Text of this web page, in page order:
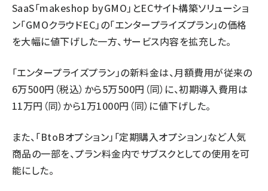
SaaS「makeshop byGMO」とECサイト構築ソリューショ
ン「GMOクラウドEC」の「エンタープライズプラン」の価格
を大幅に値下げした一方、サービス内容を拡充した。
「エンタープライズプラン」の新料金は、月額費用が従来の
6万500円（税込）から5万500円（同）に、初期導入費用は
11万円（同）から1万1000円（同）に値下げした。
また、「BtoBオプション」「定期購入オプション」など人気
商品の一部を、プラン料金内でサブスクとしての使用を可
能にした。